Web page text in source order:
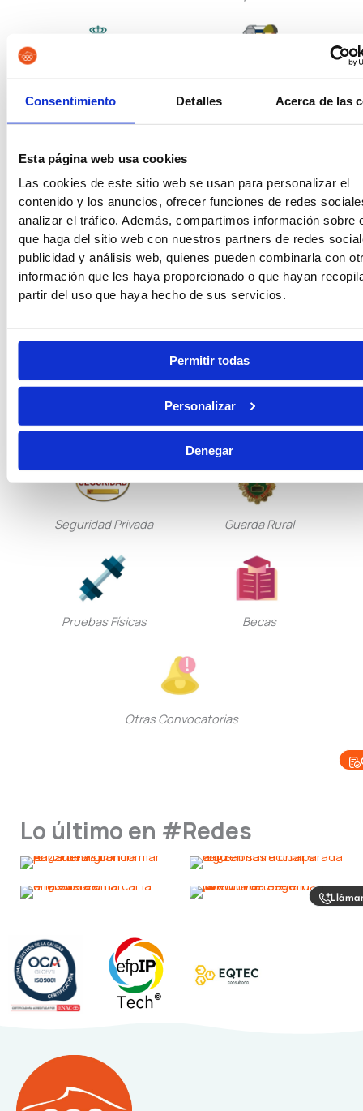
Consentimiento Detalles Acerca de las
Esta página web usa cookies
Las cookies de este sitio web se usan para personalizar el
contenido y los anuncios, ofrecer funciones de redes
analizar el tráfico. Además, compartimos información sobre
que haga del sitio web con nuestros partners de redes
publicidad y análisis web, quienes pueden combinarla con
información que les haya proporcionado o que hayan
partir del uso que haya hecho de sus servicios.
Permitir todas
Personalizar
Denegar
Vigilancia Aduanera
Instituciones
Penitenciarias
Gestión Procesal
Seguridad Privada Guarda Rural
Pruebas Físicas Becas
Otras Convocatorias
Lo último en #Redes